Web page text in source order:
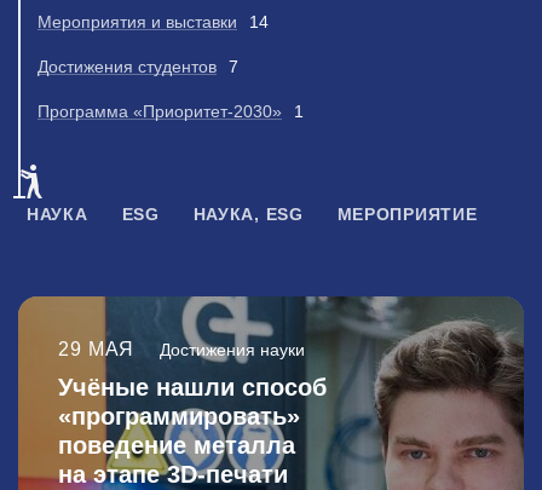
Мероприятия и выставки 14
Достижения студентов 7
Программа «Приоритет-2030» 1
НАУКА ESG НАУКА, ESG МЕРОПРИЯТИЕ
29 МАЯ Достижения науки
Учёные нашли способ
«программировать»
поведение металла
на этапе 3D-печати